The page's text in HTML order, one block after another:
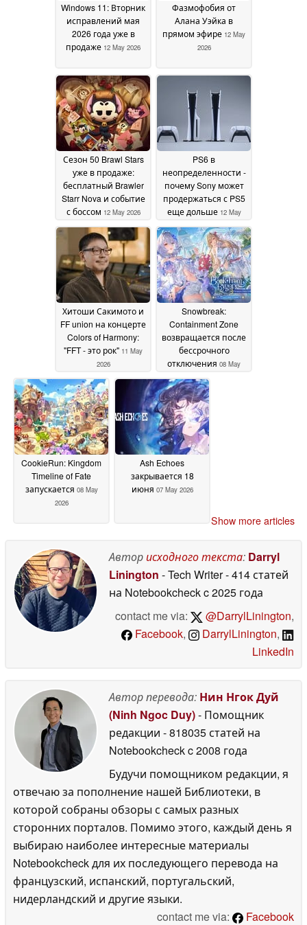
Windows 11: Вторник
исправлений мая
2026 года уже в
продаже 12 May 2026
Фазмофобия от
Алана Уэйка в
прямом эфире 12 May
2026
Сезон 50 Brawl Stars
уже в продаже:
бесплатный Brawler
Starr Nova и событие
с боссом 12 May 2026
PS6 в
неопределенности -
почему Sony может
продержаться с PS5
еще дольше 12 May
2026
Хитоши Сакимото и
FF union на концерте
Colors of Harmony:
"FFT - это рок" 11 May
2026
Snowbreak:
Containment Zone
возвращается после
бессрочного
отключения 08 May
2026
CookieRun: Kingdom
Timeline of Fate
запускается 08 May
2026
Ash Echoes
закрывается 18
июня 07 May 2026
Show more articles
Авторисходного текста: Darryl
Linington - Tech Writer- 414 статей
на Notebookcheckc 2025 года
contact me via:
@DarrylLinington,
Facebook, DarrylLinington,
LinkedIn
Автор перевода: Нин Нгок Дуй
(Ninh Ngoc Duy)- Помощник
редакции - 818035 статей на
Notebookcheckc 2008 года
Будучи помощником редакции, я
отвечаю за пополнение нашей Библиотеки, в
которой собраны обзоры с самых разных
сторонних порталов. Помимо этого, каждый день я
выбираю наиболее интересные материалы
Notebookcheck для их последующего перевода на
французский, испанский, португальский,
нидерландский и другие языки.
contact me via:
Facebook